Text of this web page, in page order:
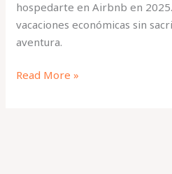
hospedarte en Airbnb en
vacaciones económicas sin
aventura.
Read More »